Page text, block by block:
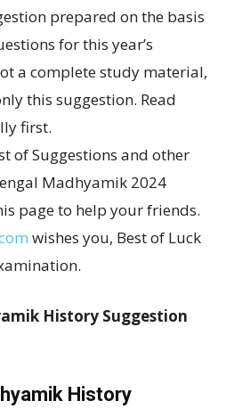
prepared on the basis
for this year’s
a complete study material,
this suggestion. Read
first.
of Suggestions and other
Madhyamik 2024
page to help your friends.
wishes you, Best of Luck
History Suggestion
History